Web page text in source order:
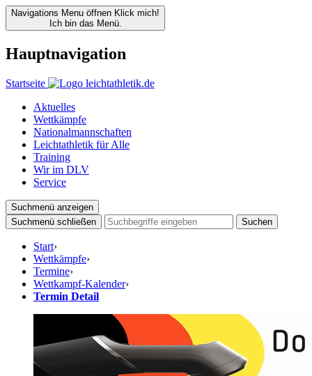
Navigations Menu öffnen Klick mich!
Ich bin das Menü.
Hauptnavigation
Startseite
Aktuelles
Wettkämpfe
Nationalmannschaften
Leichtathletik für Alle
Training
Wir im DLV
Service
Suchmenü anzeigen
Suchmenü schließen
Suchen
Start›
Wettkämpfe›
Termine›
Wettkampf-Kalender›
Termin Detail